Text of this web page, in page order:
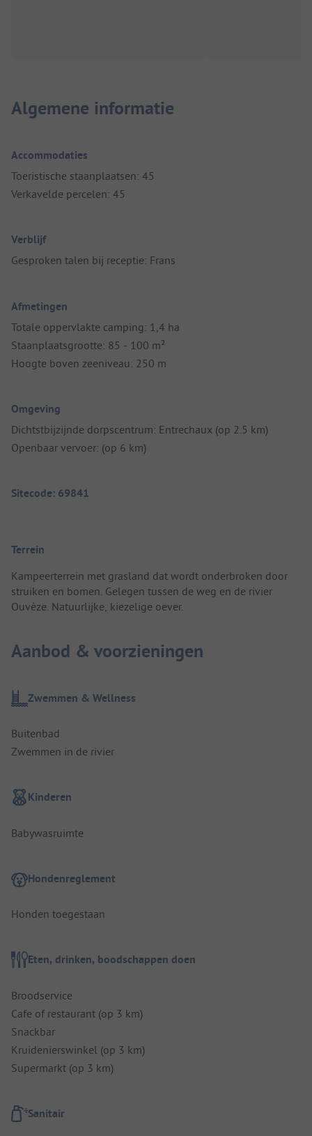
Algemene informatie
Accommodaties
Toeristische staanplaatsen: 45
Verkavelde percelen: 45
Verblijf
Gesproken talen bij receptie: Frans
Afmetingen
Totale oppervlakte camping: 1,4 ha
Staanplaatsgrootte: 85 - 100 m²
Hoogte boven zeeniveau: 250 m
Omgeving
Dichtstbijzijnde dorpscentrum: Entrechaux (op 2.5 km)
Openbaar vervoer: (op 6 km)
Sitecode: 69841
Terrein
Kampeerterrein met grasland dat wordt onderbroken door
struiken en bomen. Gelegen tussen de weg en de rivier
Ouvèze. Natuurlijke, kiezelige oever.
Aanbod & voorzieningen
Zwemmen & Wellness
Buitenbad
Zwemmen in de rivier
Kinderen
Babywasruimte
Hondenreglement
Honden toegestaan
Eten, drinken, boodschappen doen
Broodservice
Cafe of restaurant (op 3 km)
Snackbar
Kruidenierswinkel (op 3 km)
Supermarkt (op 3 km)
Sanitair